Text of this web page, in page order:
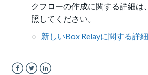
クフローの作成に関する詳細は
照してください。
新しいBox Relayに関する詳細